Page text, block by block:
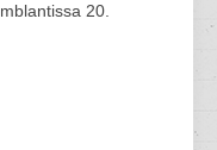
20.